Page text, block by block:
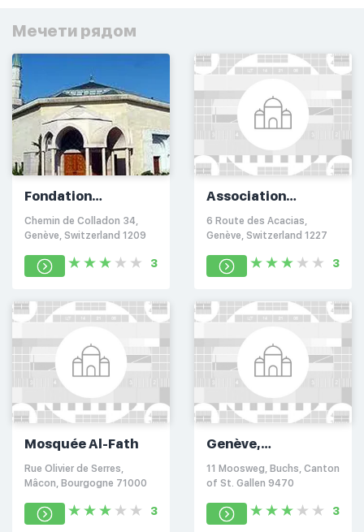
Мечети рядом
Fondation
Culturelle
Islamique
Chemin de Colladon 34,
Genève, Switzerland 1209
3
Association
Islamique d'Ahl-El-
Beit de Suisse
6 Route des Acacias,
Genève, Switzerland 1227
3
Mosquée Al-Fath
Rue Olivier de Serres,
Mâcon, Bourgogne 71000
3
Genève,
Switzerland
11 Moosweg, Buchs, Canton
of St. Gallen 9470
3